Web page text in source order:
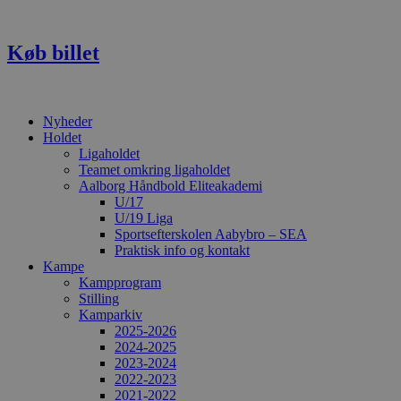
indhold
Køb billet
Nyheder
Holdet
Ligaholdet
Teamet omkring ligaholdet
Aalborg Håndbold Eliteakademi
U/17
U/19 Liga
Sportsefterskolen Aabybro – SEA
Praktisk info og kontakt
Kampe
Kampprogram
Stilling
Kamparkiv
2025-2026
2024-2025
2023-2024
2022-2023
2021-2022